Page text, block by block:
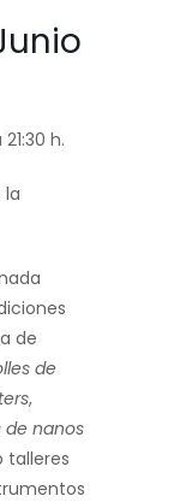
h.
la
de
de
,
de nanos
talleres